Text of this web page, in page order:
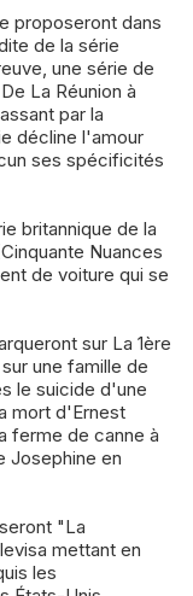
proposeront dans
de la série
une série de
La Réunion à
par la
décline l'amour
ses spécificités
britannique de la
Nuances
de voiture qui se
sur La 1ère
une famille de
le suicide d'une
mort d'Ernest
ferme de canne à
Josephine en
"La
mettant en
les